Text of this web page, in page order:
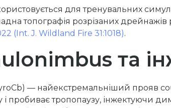
для тренувальних
топографія розрізаних
(Int. J. Wildland Fire 31:1018).
та
— найекстремальніший прояв
пробиває тропопаузу, інжектуючи